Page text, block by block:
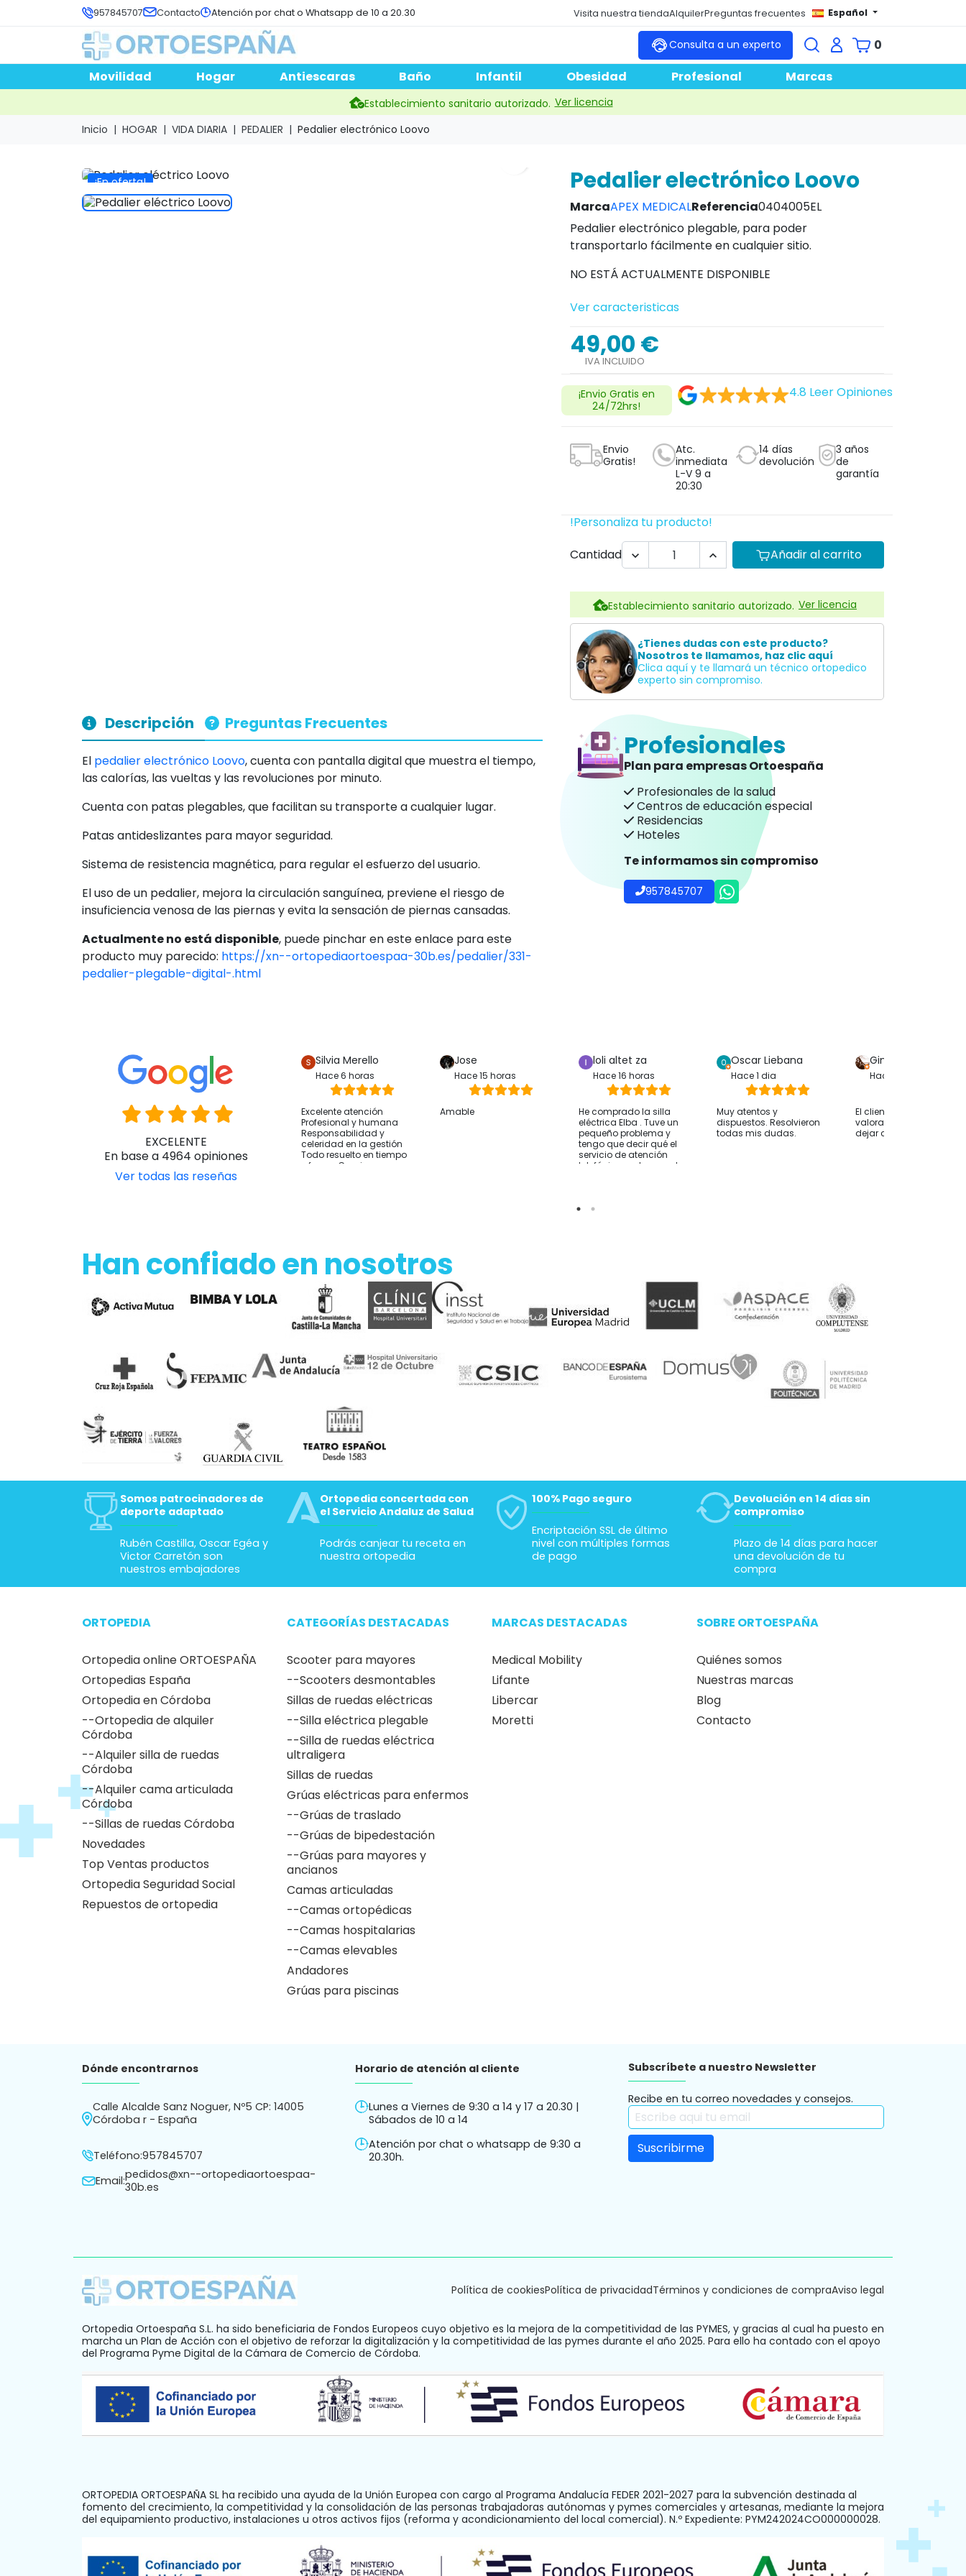
957845707 Contacto Atención por chat o Whatsapp de 10 a 20.30 Visita nuestra tiendaAlquilerPreguntas frecuentes Español
Consulta a un experto
0
Movilidad
Hogar Antiescaras Baño Infantil Obesidad Profesional Marcas
Establecimiento sanitario autorizado. Ver licencia
Inicio
HOGAR VIDA DIARIA PEDALIER Pedalier electrónico Loovo
¡En oferta! Pedalier electrónico Loovo
MarcaAPEX MEDICALReferencia0404005EL
Pedalier electrónico plegable, para poder
transportarlo fácilmente en cualquier sitio.
NO ESTÁ ACTUALMENTE DISPONIBLE
Ver caracteristicas
49,00 €
IVA INCLUIDO
¡Envio Gratis en
24/72hrs!
4.8 Leer Opiniones
Envio
Gratis!
Atc.
inmediata
L-V 9 a
20:30
14 días
devolución
3 años
de
garantía
!Personaliza tu producto!
Cantidad
  Añadir al carrito
Establecimiento sanitario autorizado. Ver licencia
¿Tienes dudas con este producto?
Nosotros te llamamos, haz clic aquí
Clica aquí y te llamará un técnico ortopedico
experto sin compromiso.
Profesionales
Plan para empresas Ortoespaña
Profesionales de la salud
Centros de educación especial
Residencias
Hoteles
Te informamos sin compromiso
957845707
Descripción Preguntas Frecuentes
El pedalier electrónico Loovo, cuenta con pantalla digital que muestra el tiempo,
las calorías, las vueltas y las revoluciones por minuto.
Cuenta con patas plegables, que facilitan su transporte a cualquier lugar.
Patas antideslizantes para mayor seguridad.
Sistema de resistencia magnética, para regular el esfuerzo del usuario.
El uso de un pedalier, mejora la circulación sanguínea, previene el riesgo de
insuficiencia venosa de las piernas y evita la sensación de piernas cansadas.
Actualmente no está disponible, puede pinchar en este enlace para este
producto muy parecido: https://xn--ortopediaortoespaa-30b.es/pedalier/331-
pedalier-plegable-digital-.html
EXCELENTE
En base a 4964 opiniones
Ver todas las reseñas
Silvia Merello
Hace 6 horas
Excelente atención
Profesional y humana
Responsabilidad y
celeridad en la gestión
Todo resuelto en tiempo
y forma Gracias
Jose
Hace 15 horas
Amable
loli altet za
Hace 16 horas
He comprado la silla
eléctrica Elba . Tuve un
pequeño problema y
tengo que decir qué el
servicio de atención
telefónica y whassap ha
Alicante y el envío fue
Oscar Liebana
Hace 1 dia
Muy atentos y
dispuestos. Resolvieron
todas mis dudas.
Gina Bp
Hace 1 dia
El cliente solo ha
valorado su compra sin
dejar comentarios
Han confiado en nosotros
Somos patrocinadores de
deporte adaptado
Rubén Castilla, Oscar Egéa y
Victor Carretón son
nuestros embajadores
Ortopedia concertada con
el Servicio Andaluz de Salud
Podrás canjear tu receta en
nuestra ortopedia
100% Pago seguro
Encriptación SSL de último
nivel con múltiples formas
de pago
Devolución en 14 días sin
compromiso
Plazo de 14 días para hacer
una devolución de tu
compra
ORTOPEDIA
Ortopedia online ORTOESPAÑA
Ortopedias España
Ortopedia en Córdoba
--Ortopedia de alquiler
Córdoba
--Alquiler silla de ruedas
Córdoba
--Alquiler cama articulada
Córdoba
--Sillas de ruedas Córdoba
Novedades
Top Ventas productos
Ortopedia Seguridad Social
Repuestos de ortopedia
CATEGORÍAS DESTACADAS
Scooter para mayores
--Scooters desmontables
Sillas de ruedas eléctricas
--Silla eléctrica plegable
--Silla de ruedas eléctrica
ultraligera
Sillas de ruedas
Grúas eléctricas para enfermos
--Grúas de traslado
--Grúas de bipedestación
--Grúas para mayores y
ancianos
Camas articuladas
--Camas ortopédicas
--Camas hospitalarias
--Camas elevables
Andadores
Grúas para piscinas
MARCAS DESTACADAS
Medical Mobility
Lifante
Libercar
Moretti
SOBRE ORTOESPAÑA
Quiénes somos
Nuestras marcas
Blog
Contacto
Dónde encontrarnos
Calle Alcalde Sanz Noguer, Nº5 CP: 14005
Córdoba r - España
Teléfono:957845707
Email:pedidos@xn--ortopediaortoespaa-
30b.es
Horario de atención al cliente
Lunes a Viernes de 9:30 a 14 y 17 a 20.30 |
Sábados de 10 a 14
Atención por chat o whatsapp de 9:30 a
20.30h.
Subscríbete a nuestro Newsletter
Recibe en tu correo novedades y consejos.
Política de cookiesPolítica de privacidadTérminos y condiciones de compraAviso legal
Ortopedia Ortoespaña S.L. ha sido beneficiaria de Fondos Europeos cuyo objetivo es la mejora de la competitividad de las PYMES, y gracias al cual ha puesto en
marcha un Plan de Acción con el objetivo de reforzar la digitalización y la competitividad de las pymes durante el año 2025. Para ello ha contado con el apoyo
del Programa Pyme Digital de la Cámara de Comercio de Córdoba.
ORTOPEDIA ORTOESPAÑA SL ha recibido una ayuda de la Unión Europea con cargo al Programa Andalucía FEDER 2021-2027 para la subvención destinada al
fomento del crecimiento, la competitividad y la consolidación de las personas trabajadoras autónomas y pymes comerciales y artesanas, mediante la mejora
del equipamiento productivo, instalaciones u otros activos fijos (reforma y acondicionamiento del local comercial). N.º Expediente: PYM242024CO000000028.